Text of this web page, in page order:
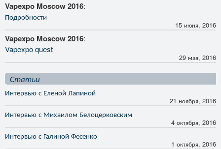
Vapexpo Moscow 2016:
Подробности
15 июня, 2016
Vapexpo Moscow 2016:
Vapexpo quest
29 мая, 2016
Статьи
Интервью с Еленой Лапиной
21 ноября, 2016
Интервью с Михаилом Белоцерковским
4 октября, 2016
Интервью с Галиной Фесенко
1 октября, 2016